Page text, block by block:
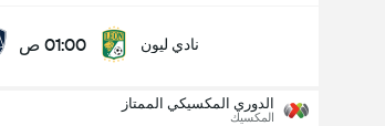
نادي ليون 01:00 ص
الدوري المكسيكي الممتاز
المكسيك
11:30 م نادي ليون
عدد الاهداف (2.5)